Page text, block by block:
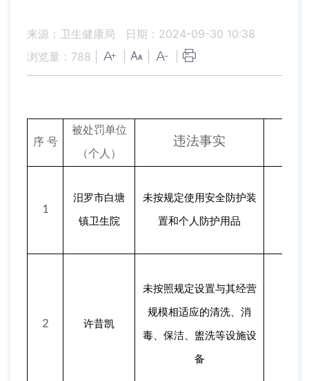
来源：卫生健康局
日期：2024-09-30 10:38
浏览量： 788
序 号
被处罚单位
（个人）
违法事实
1
汨罗市白塘
镇卫生院
未按规定使用安全防护装
置和个人防护用品
2 许昔凯
未按照规定设置与其经营
规模相适应的清洗、消
毒、保洁、盥洗等设施设
备